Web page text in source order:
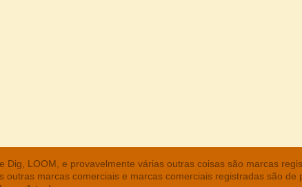
LOOM, e provavelmente várias outras coisas são marcas
outras marcas comerciais e marcas comerciais registradas são